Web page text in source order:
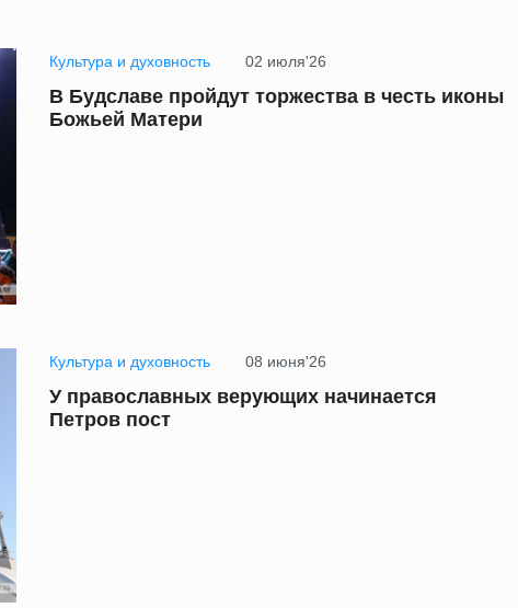
Культура и духовность 02 июля'26
В Будславе пройдут торжества в честь иконы
Божьей Матери
Культура и духовность 08 июня'26
У православных верующих начинается
Петров пост